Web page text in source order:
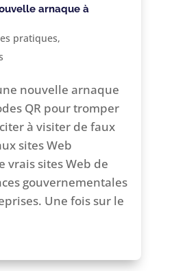
arnaque à
pratiques,
nouvelle arnaque
QR pour tromper
à visiter de faux
sites Web
vrais sites Web de
gouvernementales
Une fois sur le